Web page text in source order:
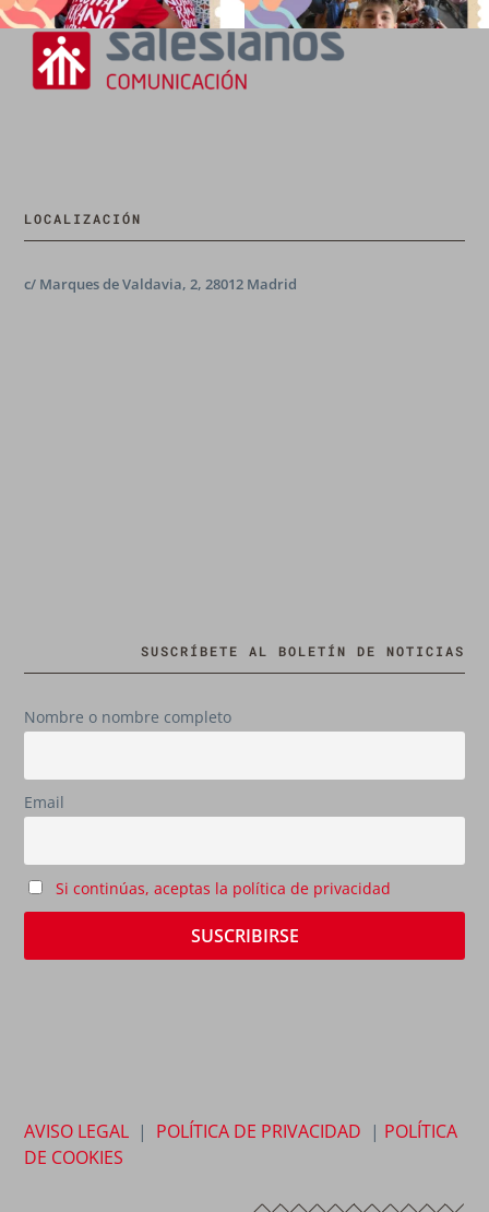
LOCALIZACIÓN
c/ Marques de Valdavia, 2, 28012 Madrid
SUSCRÍBETE AL BOLETÍN DE NOTICIAS
Nombre o nombre completo
Email
Si continúas, aceptas la política de privacidad
AVISO LEGAL | POLÍTICA DE PRIVACIDAD | POLÍTICA
DE COOKIES